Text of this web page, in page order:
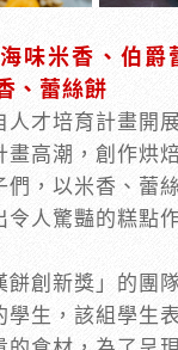
味米香、伯爵
、蕾絲餅
人才培育計畫開
畫高潮，創作烘
們，以米香、蕾
人驚豔的糕點
餅創新獎」的團
學生，該組學生